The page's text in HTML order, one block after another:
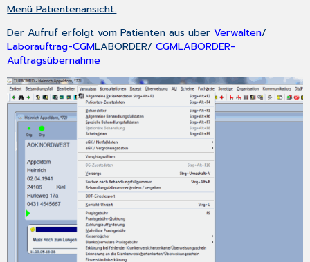
Menü Patientenansicht.
Der Aufruf erfolgt vom Patienten aus überVerwalten/
Laborauftrag-CGMLABORDER/CGMLABORDER-
Auftragsübernahme